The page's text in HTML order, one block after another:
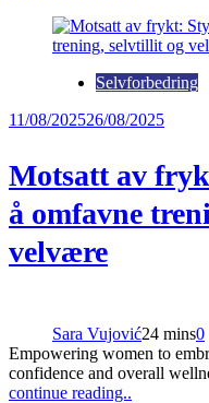
Selvforbedring
11/08/202526/08/2025
Motsatt av
å omfavne
velvære
Sara Vujović24 mins0
Empowering women to
confidence and overall
continue reading..